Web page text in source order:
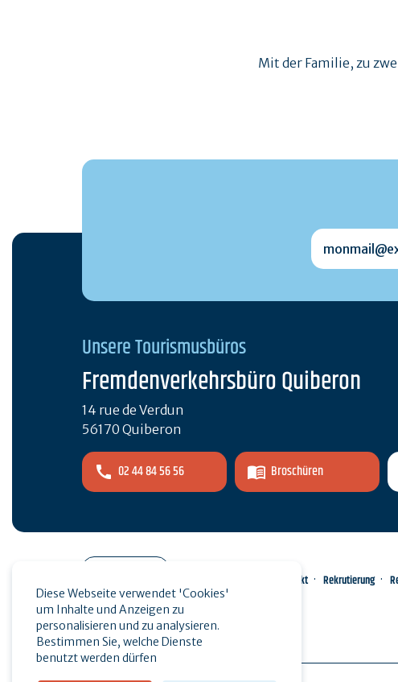
Mit der Familie, zu
Unsere Tourismusbüros
Fremdenverkehrsbüro Quiberon
14 rue de Verdun
56170 Quiberon
02 44 84 56 56 Broschüren
Presse
Kontakt Rekrutierung
Diese Webseite verwendet 'Cookies'
um Inhalte und Anzeigen zu
personalisieren und zu analysieren.
Bestimmen Sie, welche Dienste
benutzt werden dürfen